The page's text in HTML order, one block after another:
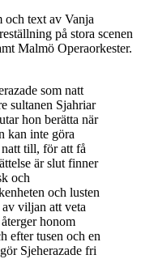
text av Vanja
på stora scenen
Malmö Operaorkester.
som natt
sultanen Sjahriar
hon berätta när
kan inte göra
natt till, för att få
är slut finner
och
och lusten
viljan att veta
honom
efter tusen och en
Sjeherazade fri